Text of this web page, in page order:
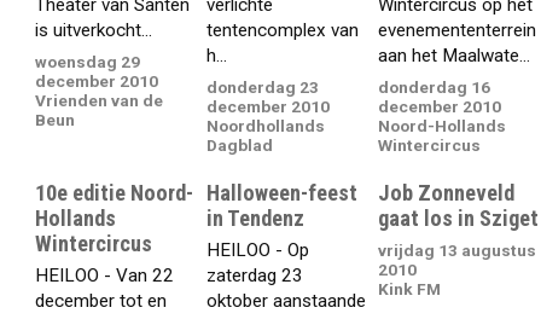
Theater van Santen
is uitverkocht...
woensdag 29
december 2010
Vrienden van de
Beun
verlichte
tentencomplex van
h...
donderdag 23
december 2010
Noordhollands
Dagblad
Wintercircus op het
evenemententerrein
aan het Maalwate...
donderdag 16
december 2010
Noord-Hollands
Wintercircus
10e editie Noord-
Hollands
Wintercircus
HEILOO - Van 22
december tot en
Halloween-feest
in Tendenz
HEILOO - Op
zaterdag 23
oktober aanstaande
Job Zonneveld
gaat los in Sziget
vrijdag 13 augustus
2010
Kink FM